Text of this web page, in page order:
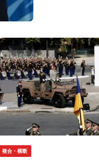
複合・横断